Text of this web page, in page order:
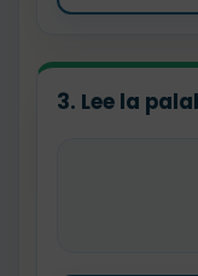
3. Lee la